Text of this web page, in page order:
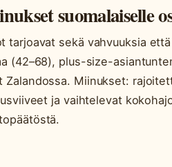
suomalaiselle
tarjoavat sekä vahvuuksia
(42–68), plus-size-
Zalandossa. Miinukset:
ja vaihtelevat